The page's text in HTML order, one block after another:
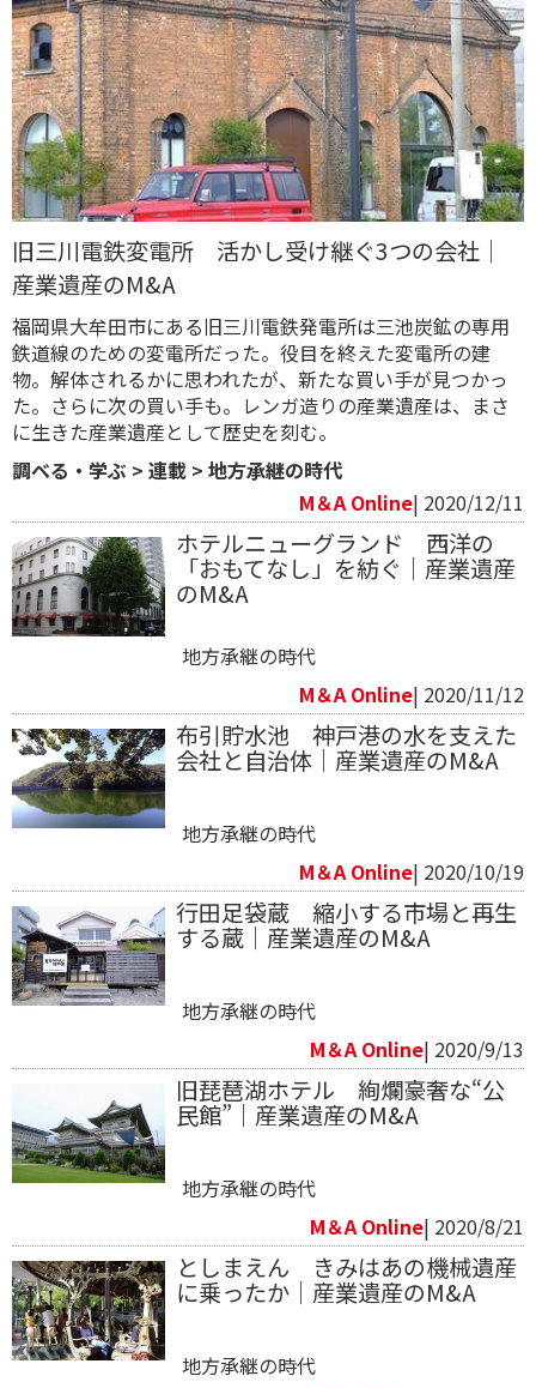
旧三川電鉄変電所 活かし受け継ぐ3つの会社｜
産業遺産のM&A
福岡県大牟田市にある旧三川電鉄発電所は三池炭鉱の専用
鉄道線のための変電所だった。役目を終えた変電所の建
物。解体されるかに思われたが、新たな買い手が見つかっ
た。さらに次の買い手も。レンガ造りの産業遺産は、まさ
に生きた産業遺産として歴史を刻む。
調べる・学ぶ > 連載 > 地方承継の時代
M＆A Online| 2020/12/11
ホテルニューグランド 西洋の
「おもてなし」を紡ぐ｜産業遺産
のM&A
地方承継の時代
M＆A Online| 2020/11/12
布引貯水池 神戸港の水を支えた
会社と自治体｜産業遺産のM&A
地方承継の時代
M＆A Online| 2020/10/19
行田足袋蔵 縮小する市場と再生
する蔵｜産業遺産のM&A
地方承継の時代
M＆A Online| 2020/9/13
旧琵琶湖ホテル 絢爛豪奢な“公
民館”｜産業遺産のM&A
地方承継の時代
M＆A Online| 2020/8/21
としまえん きみはあの機械遺産
に乗ったか｜産業遺産のM&A
地方承継の時代